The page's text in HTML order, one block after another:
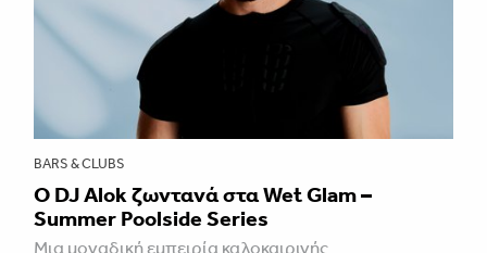
BARS & CLUBS
Ο DJ Alok ζωντανά στα Wet Glam –
Summer Poolside Series
Μια μοναδική εμπειρία καλοκαιρινής